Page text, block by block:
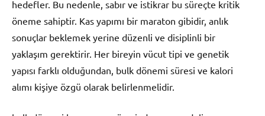
hedefler. Bu nedenle, sabır ve istikrar bu süreçte kritik
öneme sahiptir. Kas yapımı bir maraton gibidir, anlık
sonuçlar beklemek yerine düzenli ve disiplinli bir
yaklaşım gerektirir. Her bireyin vücut tipi ve genetik
yapısı farklı olduğundan, bulk dönemi süresi ve kalori
alımı kişiye özgü olarak belirlenmelidir.